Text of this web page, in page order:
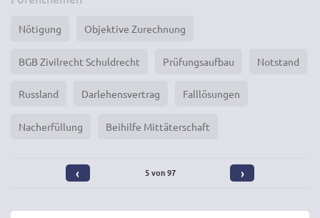
Nötigung Objektive Zurechnung
BGB Zivilrecht Schuldrecht Prüfungsaufbau Notstand
Russland Darlehensvertrag Falllösungen
Nacherfüllung Beihilfe Mittäterschaft
‹ 5 von 97 ›